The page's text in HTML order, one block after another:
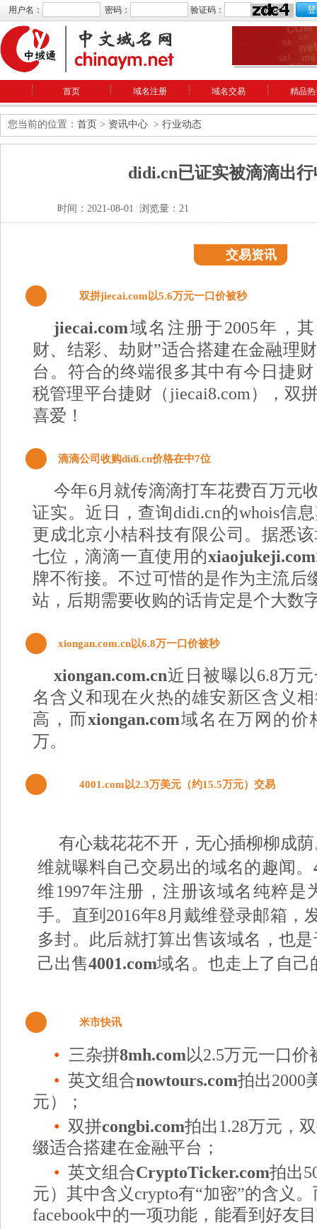
用户名： 密码： 验证码：
首页 域名注册 域名交易 精品
您当前的位置： 首页 > 资讯中心 > 行业动态
didi.cn已证实被滴滴出
时间：2021-08-01 浏览量：21
交易资讯
双拼jiecai.com以5.6万元一口价被秒
jiecai.com域名注册于2005年，
财、结彩、劫财”适合搭建在金融理
台。符合的终端很多其中有今日捷财
税管理平台捷财（jiecai8.com），双
喜爱！
滴滴公司收购didi.cn价格在中7位
今年6月就传滴滴打车花费百万元
证实。近日，查询didi.cn的whois信
更成北京小桔科技有限公司。据悉
七位，滴滴一直使用的xiaojukeji.com
牌不衔接。不过可惜的是作为主流后
站，后期需要收购的话肯定是个大数
xiongan.com.cn以6.8万一口价被秒
xiongan.com.cn近日被曝以6.8万
名含义和现在火热的雄安新区含义
高，而xiongan.com域名在万网的价
万。
4001.com以2.3万美元（约15.5万元）交易
有心栽花花不开，无心插柳柳成
维就曝料自己交易出的域名的趣闻。
维1997年注册，注册该域名纯粹是
手。直到2016年8月戴维登录邮箱，
多封。此后就打算出售该域名，也
己出售4001.com域名。也走上了自己
米市快讯
• 三杂拼8mh.com以2.5万元一口价
• 英文组合nowtours.com拍出2000
元）；
• 双拼congbi.com拍出1.28万元，
缀适合搭建在金融平台 ；
• 英文组合CryptoTicker.com拍出
元）其中含义crypto有“加密”的含义
facebook中的一项功能，能看到好友